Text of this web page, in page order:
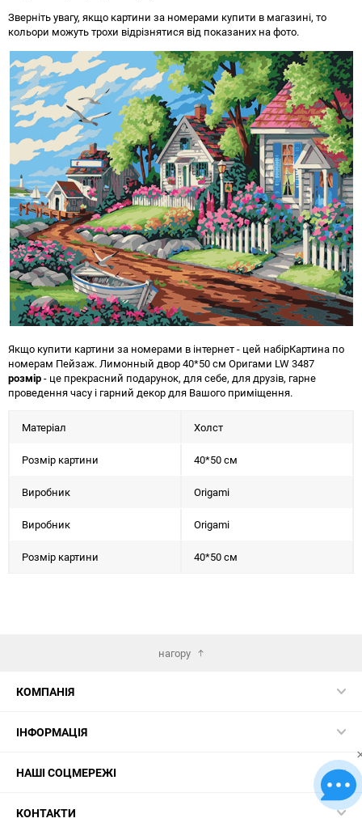
Зверніть увагу, якщо картини за номерами купити в магазині, то
кольори можуть трохи відрізнятися від показаних на фото.
Якщо купити картини за номерами в інтернет - цей набірКартина по
номерам Пейзаж. Лимонный двор 40*50 см Оригами LW 3487
розмір- це прекрасний подарунок, для себе, для друзів, гарне
проведення часу і гарний декор для Вашого приміщення.
Матеріал Холст
Розмір картини 40*50 см
Виробник Origami
Виробник Origami
Розмір картини 40*50 см
нагору
КОМПАНІЯ
ІНФОРМАЦІЯ
НАШІ СОЦМЕРЕЖІ
КОНТАКТИ